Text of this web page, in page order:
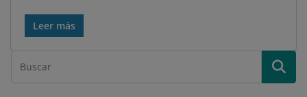
Leer más